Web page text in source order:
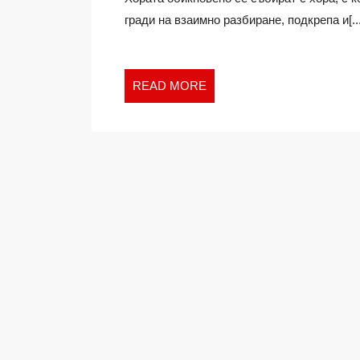
гради на взаимно разбиране, подкрепа
READ MORE
MORE